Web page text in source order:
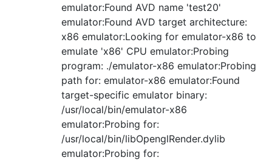
emulator:Found AVD name 'test20'
emulator:Found AVD target architecture:
x86 emulator:Looking for emulator-x86 to
emulate 'x86' CPU emulator:Probing
program: ./emulator-x86 emulator:Probing
path for: emulator-x86 emulator:Found
target-specific emulator binary:
/usr/local/bin/emulator-x86
emulator:Probing for:
/usr/local/bin/libOpenglRender.dylib
emulator:Probing for: